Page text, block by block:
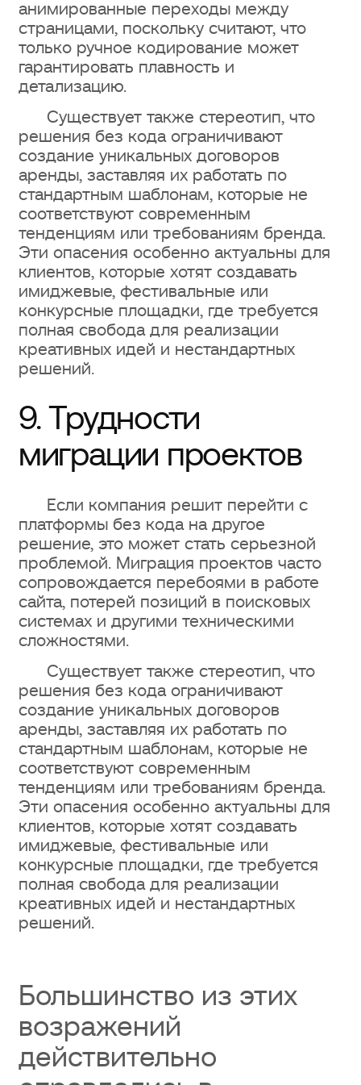
анимированные переходы между
страницами, поскольку считают, что
только ручное кодирование может
гарантировать плавность и
детализацию.
Существует также стереотип, что
решения без кода ограничивают
создание уникальных договоров
аренды, заставляя их работать по
стандартным шаблонам, которые не
соответствуют современным
тенденциям или требованиям бренда.
Эти опасения особенно актуальны для
клиентов, которые хотят создавать
имиджевые, фестивальные или
конкурсные площадки, где требуется
полная свобода для реализации
креативных идей и нестандартных
решений.
9. Трудности
миграции проектов
Если компания решит перейти с
платформы без кода на другое
решение, это может стать серьезной
проблемой. Миграция проектов часто
сопровождается перебоями в работе
сайта, потерей позиций в поисковых
системах и другими техническими
сложностями.
Существует также стереотип, что
решения без кода ограничивают
создание уникальных договоров
аренды, заставляя их работать по
стандартным шаблонам, которые не
соответствуют современным
тенденциям или требованиям бренда.
Эти опасения особенно актуальны для
клиентов, которые хотят создавать
имиджевые, фестивальные или
конкурсные площадки, где требуется
полная свобода для реализации
креативных идей и нестандартных
решений.
Большинство из этих
возражений
действительно